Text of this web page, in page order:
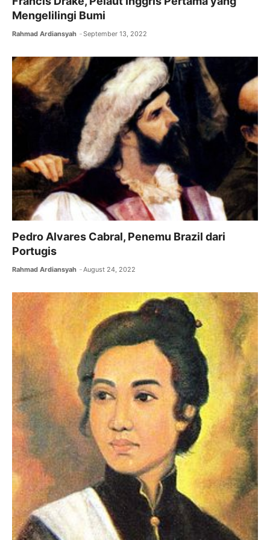
Mengelilingi Bumi
Rahmad Ardiansyah September 13, 2022
Pedro Alvares Cabral, Penemu Brazil dari
Portugis
Rahmad Ardiansyah August 24, 2022